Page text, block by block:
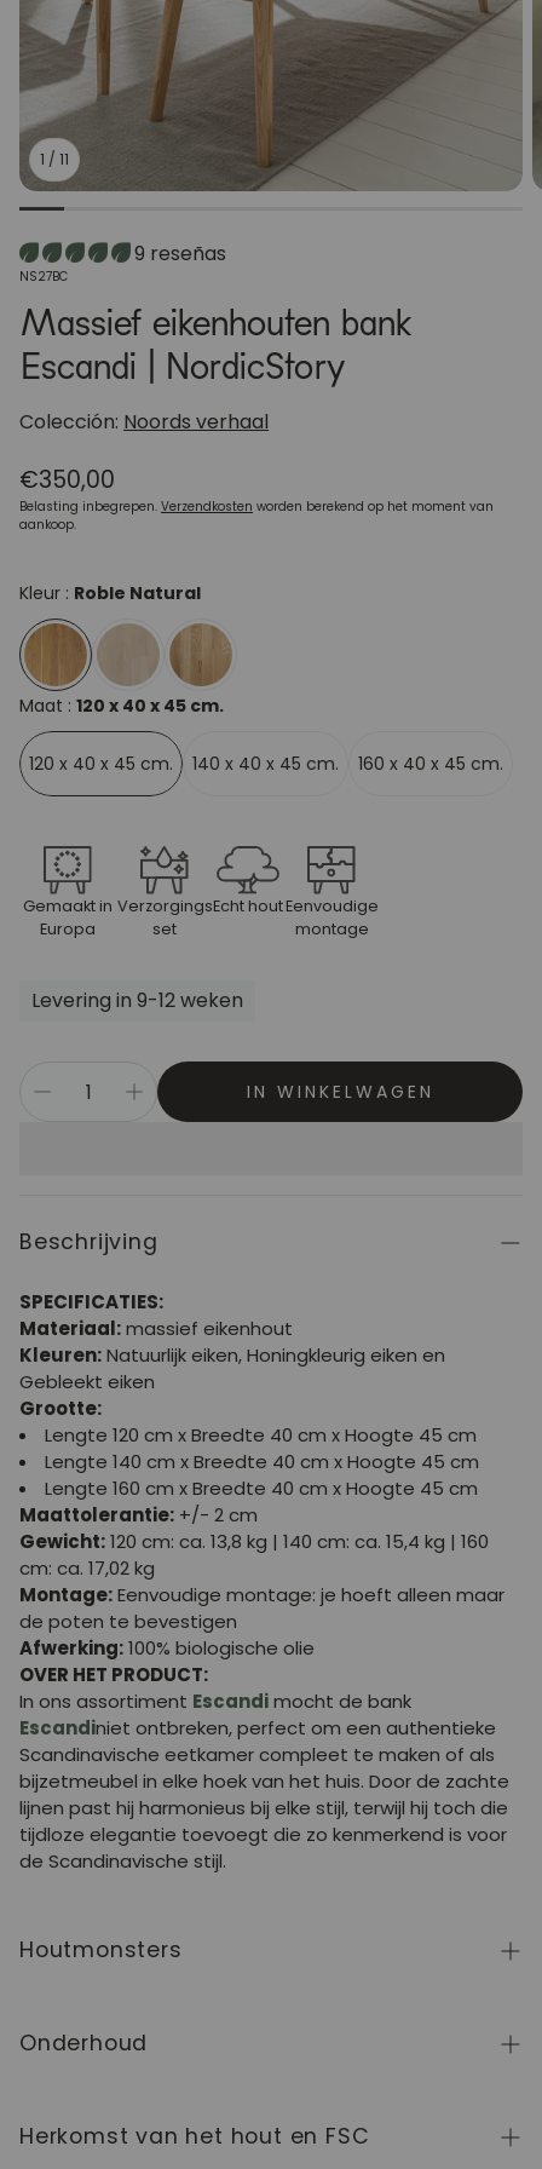
1 / 11
9 reseñas
SKU:
NS27BC
Massief eikenhouten bank
Escandi | NordicStory
Colección: Noords verhaal
Normale
prijs
€350,00
Belasting inbegrepen. Verzendkosten worden berekend op het moment van
aankoop.
Kleur : Roble Natural
Maat : 120 x 40 x 45 cm.
120 x 40 x 45 cm. 140 x 40 x 45 cm. 160 x 40 x 45 cm.
Gemaakt in
Europa
Verzorgings
set
Echt houtEenvoudige
montage
Levering in 9-12 weken
IN WINKELWAGEN
Beschrijving
SPECIFICATIES:
Materiaal:massief eikenhout
Kleuren:Natuurlijk eiken, Honingkleurig eiken en
Gebleekt eiken
Grootte:
Lengte 120 cm x Breedte 40 cm x Hoogte 45 cm
Lengte 140 cm x Breedte 40 cm x Hoogte 45 cm
Lengte 160 cm x Breedte 40 cm x Hoogte 45 cm
Maattolerantie: +/- 2 cm
Gewicht:120 cm: ca. 13,8 kg | 140 cm: ca. 15,4 kg | 160
cm: ca. 17,02 kg
Montage:Eenvoudige montage: je hoeft alleen maar
de poten te bevestigen
Afwerking:100% biologische olie
OVER HET PRODUCT:
In ons assortiment Escandimocht de bank
Escandiniet ontbreken, perfect om een authentieke
Scandinavische eetkamer compleet te maken of als
bijzetmeubel in elke hoek van het huis. Door de zachte
lijnen past hij harmonieus bij elke stijl, terwijl hij toch die
tijdloze elegantie toevoegt die zo kenmerkend is voor
de Scandinavische stijl.
Houtmonsters
collectie aan te vragen.
Onderhoud
gewaardeerd wordt om zijn authentieke karakter en zijn
Herkomst van het hout en FSC